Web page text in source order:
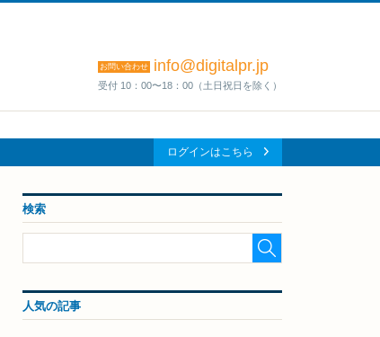
お問い合わせ info@digitalpr.jp
受付 10：00〜18：00（土日祝日を除く）
ログインはこちら
検索
人気の記事